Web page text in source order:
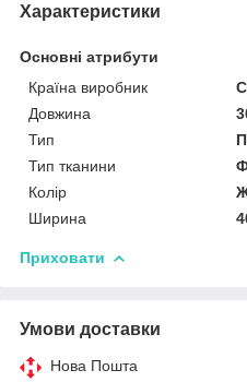
Характеристики
Основні атрибути
Країна виробник
Довжина
Тип
Тип тканини
Колір
Ширина
Приховати
Умови доставки
Нова Пошта